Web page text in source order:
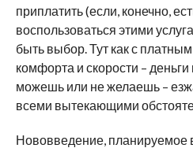
приплатить (если, конечно,
воспользоваться этими
быть выбор. Тут как с
комфорта и скорости –
можешь или не желаешь –
всеми вытекающими
Нововведение, планируемое